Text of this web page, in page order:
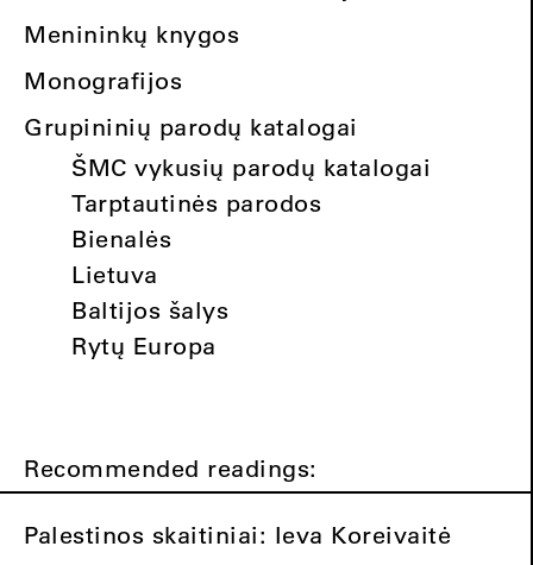
Menininkų knygos
Monografijos
Grupininių parodų katalogai
ŠMC vykusių parodų katalogai
Tarptautinės parodos
Bienalės
Lietuva
Baltijos šalys
Rytų Europa
Recommended readings:
Palestinos skaitiniai: Ieva Koreivaitė